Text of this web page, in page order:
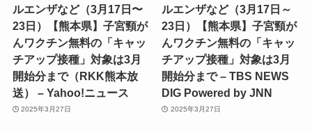
ルエンザなど（3月17日〜
23日）【熊本県】子宮頸が
んワクチン無料の「キャッ
チアップ接種」対象は3月
開始分まで（RKK熊本放
送） – Yahoo!ニュース
2025年3月27日
ルエンザなど（3月17日～
23日）【熊本県】子宮頸が
んワクチン無料の「キャッ
チアップ接種」対象は3月
開始分まで – TBS NEWS
DIG Powered by JNN
2025年3月27日